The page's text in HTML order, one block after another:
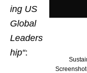
ing US
Global
Leaders
hip“: